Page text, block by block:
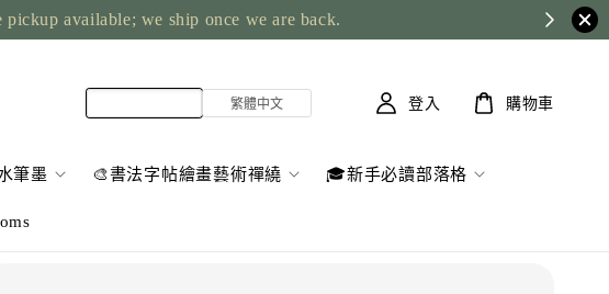
available; we ship once we are back.
筆墨 🎨書法字帖繪畫藝術禪繞 🎓新手必讀部落格
登入 購物車